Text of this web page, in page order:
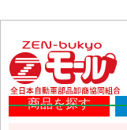
商品を探す